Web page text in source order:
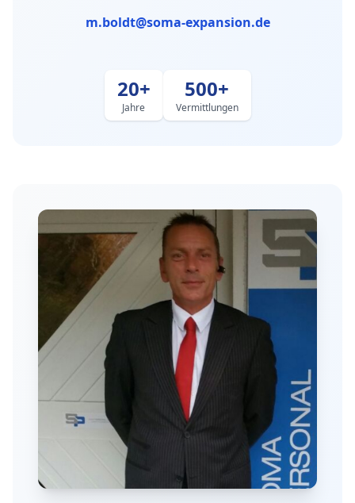
m.boldt@soma-expansion.de
20+
Jahre
500+
Vermittlungen